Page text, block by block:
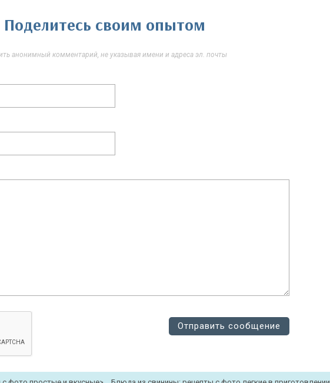
Поделитесь своим опытом
анонимный комментарий, не указывая имени и адреса эл. почты